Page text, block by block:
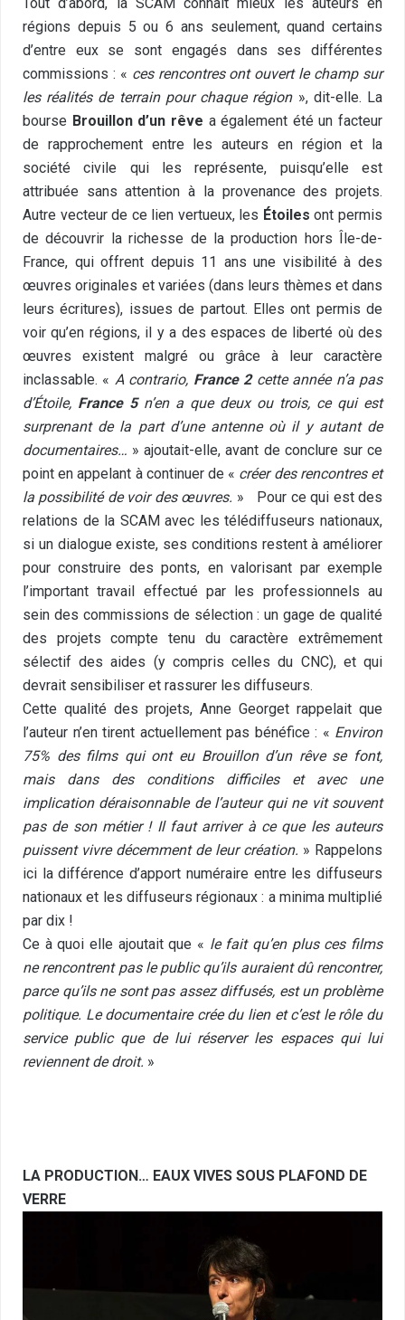
régions depuis 5 ou 6 ans seulement, quand certains
d’entre eux se sont engagés dans ses différentes
commissions : « ces rencontres ont ouvert le champ sur
les réalités de terrain pour chaque région», dit-elle. La
bourse Brouillon d’un rêve a également été un facteur
de rapprochement entre les auteurs en région et la
société civile qui les représente, puisqu’elle est
attribuée sans attention à la provenance des projets.
Autre vecteur de ce lien vertueux, les Étoiles ont permis
de découvrir la richesse de la production hors Île-de-
France, qui offrent depuis 11 ans une visibilité à des
œuvres originales et variées (dans leurs thèmes et dans
leurs écritures), issues de partout. Elles ont permis de
voir qu’en régions, il y a des espaces de liberté où des
œuvres existent malgré ou grâce à leur caractère
inclassable. « A contrario, France 2cette année n’a pas
d’Étoile, France 5n’en a que deux ou trois, ce qui est
surprenant de la part d’une antenne où il y autant de
documentaires… » ajoutait-elle, avant de conclure sur ce
point en appelant à continuer de « créer des rencontres et
la possibilité de voir des œuvres. » Pour ce qui est des
relations de la SCAM avec les télédiffuseurs nationaux,
si un dialogue existe, ses conditions restent à améliorer
pour construire des ponts, en valorisant par exemple
l’important travail effectué par les professionnels au
sein des commissions de sélection : un gage de qualité
des projets compte tenu du caractère extrêmement
sélectif des aides (y compris celles du CNC), et qui
devrait sensibiliser et rassurer les diffuseurs.
Cette qualité des projets, Anne Georget rappelait que
l’auteur n’en tirent actuellement pas bénéfice : « Environ
75% des films qui ont eu Brouillon d’un rêve se font,
mais dans des conditions difficiles et avec une
implication déraisonnable de l’auteur qui ne vit souvent
pas de son métier ! Il faut arriver à ce que les auteurs
puissent vivre décemment de leur création. » Rappelons
ici la différence d’apport numéraire entre les diffuseurs
nationaux et les diffuseurs régionaux : a minima multiplié
par dix !
Ce à quoi elle ajoutait que « le fait qu’en plus ces films
ne rencontrent pas le public qu’ils auraient dû rencontrer,
parce qu’ils ne sont pas assez diffusés, est un problème
politique. Le documentaire crée du lien et c’est le rôle du
service public que de lui réserver les espaces qui lui
reviennent de droit. »
LA PRODUCTION… EAUX VIVES SOUS PLAFOND DE
VERRE